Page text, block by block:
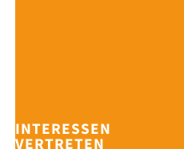
INTERESSEN
VERTRETEN